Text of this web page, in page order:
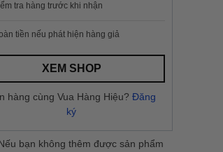
tra hàng trước khi nhận
tiền nếu phát hiện hàng giả
XEM SHOP
hàng cùng Vua Hàng Hiệu? Đăng
ký
bạn không thêm được sản phẩm